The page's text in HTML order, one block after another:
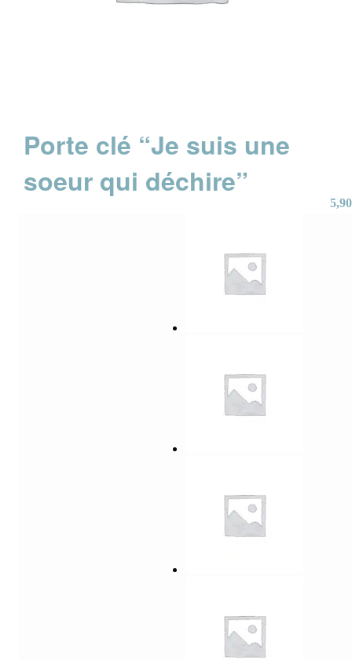
Porte clé “Je suis une
soeur qui déchire”
5,90